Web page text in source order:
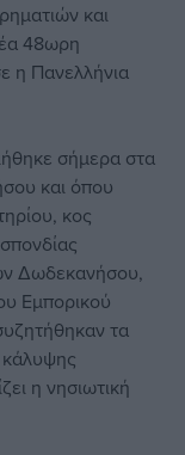
και
48ωρη
η Πανελλήνια
σήμερα στα
και όπου
κος
Δωδεκανήσου,
Εμπορικού
τα
η νησιωτική